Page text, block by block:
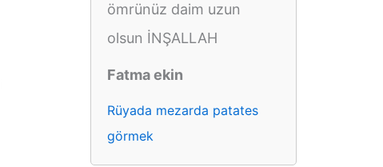
ömrünüz daim uzun
olsun İNŞALLAH
Fatma ekin
Rüyada mezarda patates
görmek